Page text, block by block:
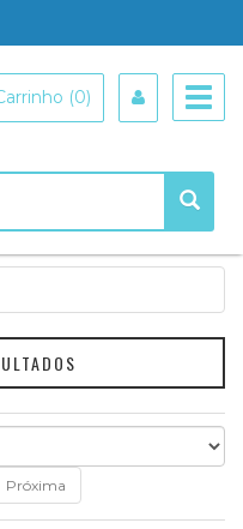
(0)
Próxima